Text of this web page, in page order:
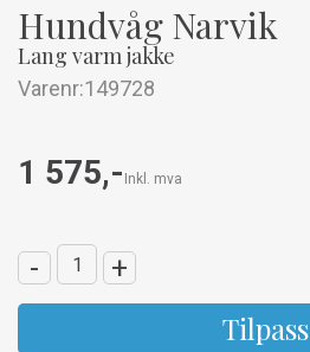
Hundvåg Narvik
Lang varm jakke
Varenr:149728
1 575,- Inkl. mva
- +
Tilpass